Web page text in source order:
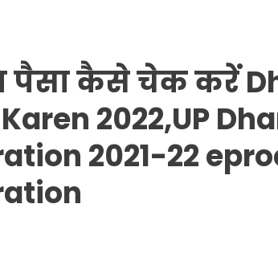
Ka
Paisa
Kaise
Check
Karen
पैसा कैसे चेक करें
2022,UP
2021-22